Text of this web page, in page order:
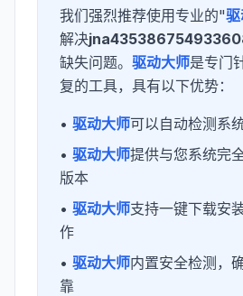
我们强烈推荐使用专业的"
解决
缺失问题。 驱动大师是专门
复的工具，具有以下优势：
• 驱动大师可以自动检测系
• 驱动大师提供与您系统完
版本
• 驱动大师支持一键下载安
作
• 驱动大师内置安全检测，
靠